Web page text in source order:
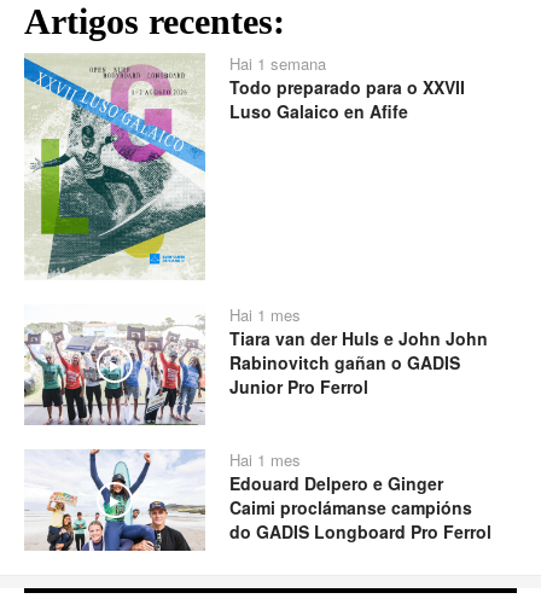
Artigos recentes:
Hai 1 semana
Todo preparado para o XXVII
Luso Galaico en Afife
Play
Hai 1 mes
Tiara van der Huls e John John
Rabinovitch gañan o GADIS
Junior Pro Ferrol
Play
Hai 1 mes
Edouard Delpero e Ginger
Caimi proclámanse campións
do GADIS Longboard Pro Ferrol